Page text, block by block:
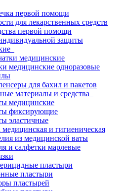
первой помощи
для лекарственных средств
первой помощи
защиты
медицинские
медицинские одноразовые
для бахил и пакетов
материалы и средства
медицинские
фиксирующие
эластичные
медицинская и гигиеническая
из медицинской ваты
и салфетки марлевые
пластыри
пластыри
пластырей